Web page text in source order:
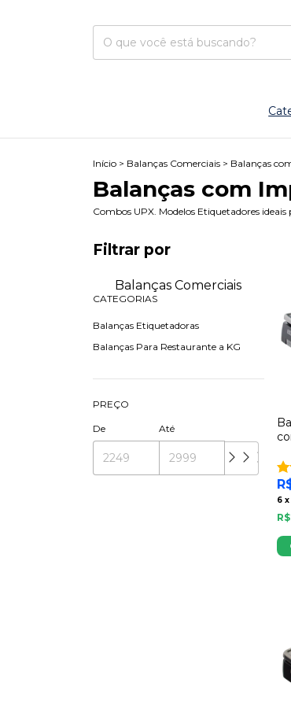
Início > Balanças Comerciais > Balanças
Balanças com
Combos UPX. Modelos Etiquetadores
Filtrar por
Balanças Comerciais
CATEGORIAS
Balanças Etiquetadoras
Balanças Para Restaurante a KG
PREÇO
De Até
6 x